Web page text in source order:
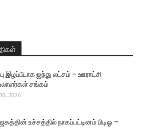
இழப்பீடாக ஐந்து லட்சம் – ஊராட்சி
சங்கம்
2026
உச்சத்தில் நாகப்பட்டினம் பிடிஓ –